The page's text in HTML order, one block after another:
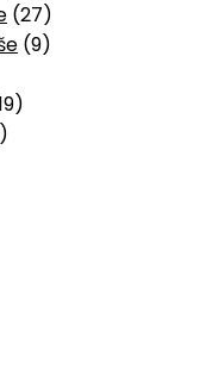
(27)
(9)